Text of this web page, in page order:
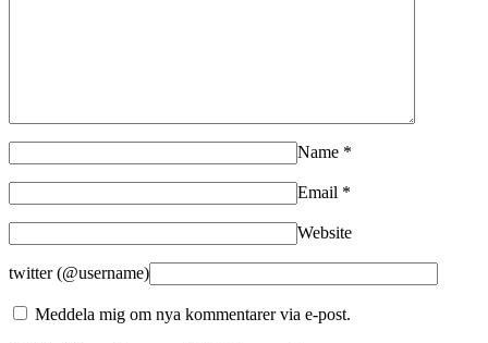
Name *
Email *
Website
twitter (@username)
Meddela mig om nya kommentarer via e-post.